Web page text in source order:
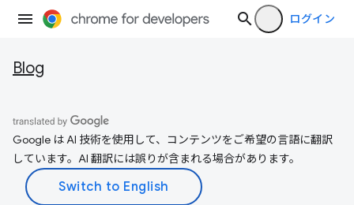
ログイン
Blog
Google は AI 技術を使用して、コンテンツをご希望の言語に翻訳
しています。AI 翻訳には誤りが含まれる場合があります。